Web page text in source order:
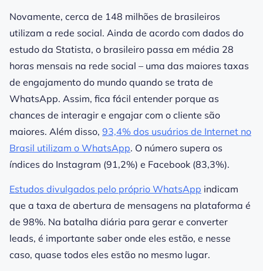
Novamente, cerca de 148 milhões de brasileiros
utilizam a rede social. Ainda de acordo com dados do
estudo da Statista, o brasileiro passa em média 28
horas mensais na rede social – uma das maiores taxas
de engajamento do mundo quando se trata de
WhatsApp. Assim, fica fácil entender porque as
chances de interagir e engajar com o cliente são
maiores. Além disso, 93,4% dos usuários de Internet no
Brasil utilizam o WhatsApp. O número supera os
índices do Instagram (91,2%) e Facebook (83,3%).
Estudos divulgados pelo próprio WhatsApp indicam
que a taxa de abertura de mensagens na plataforma é
de 98%. Na batalha diária para gerar e converter
leads, é importante saber onde eles estão, e nesse
caso, quase todos eles estão no mesmo lugar.